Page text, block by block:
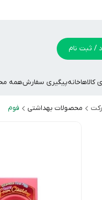
/ ثبت نام
خانهپیگیری سفارشهمه
محصولات بهداشتی فوم